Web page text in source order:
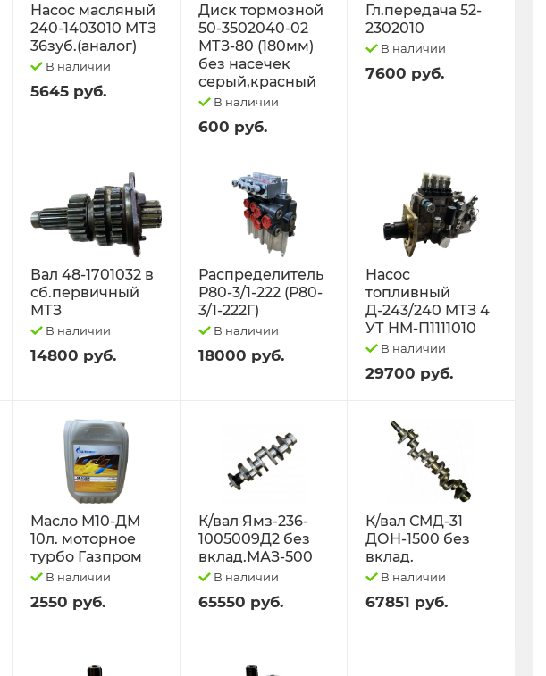
Насос масляный
240-1403010 МТЗ
36зуб.(аналог)
В наличии
5645 руб.
Диск тормозной
50-3502040-02
МТЗ-80 (180мм)
без насечек
серый,красный
В наличии
600 руб.
Гл.передача 52-
2302010
В наличии
7600 руб.
Вал 48-1701032 в
сб.первичный
МТЗ
В наличии
14800 руб.
Распределитель
Р80-3/1-222 (Р80-
3/1-222Г)
В наличии
18000 руб.
Насос
топливный
Д-243/240 МТЗ 4
УТ НМ-П1111010
В наличии
29700 руб.
Масло М10-ДМ
10л. моторное
турбо Газпром
В наличии
2550 руб.
К/вал Ямз-236-
1005009Д2 без
вклад.МАЗ-500
В наличии
65550 руб.
К/вал СМД-31
ДОН-1500 без
вклад.
В наличии
67851 руб.